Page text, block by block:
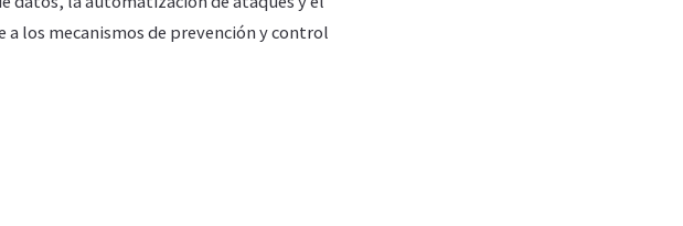
los mecanismos de prevención y control